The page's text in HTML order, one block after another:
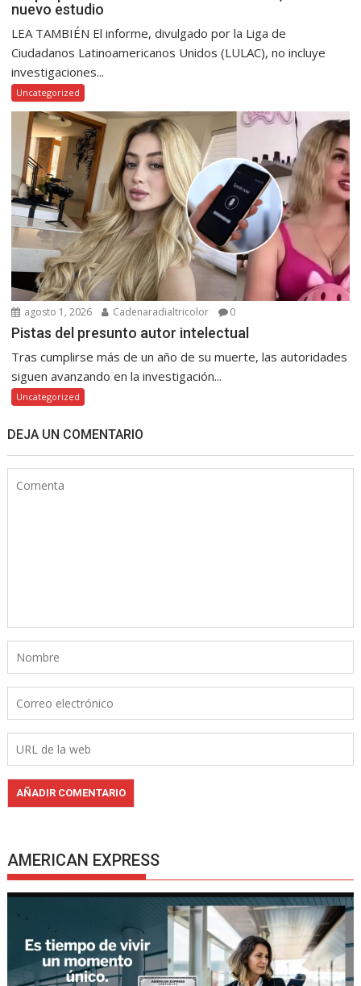
nuevo estudio
LEA TAMBIÉN El informe, divulgado por la Liga de
Ciudadanos Latinoamericanos Unidos (LULAC), no incluye
investigaciones...
Uncategorized
agosto 1, 2026 Cadenaradialtricolor 0
Pistas del presunto autor intelectual
Tras cumplirse más de un año de su muerte, las autoridades
siguen avanzando en la investigación...
Uncategorized
DEJA UN COMENTARIO
AMERICAN EXPRESS